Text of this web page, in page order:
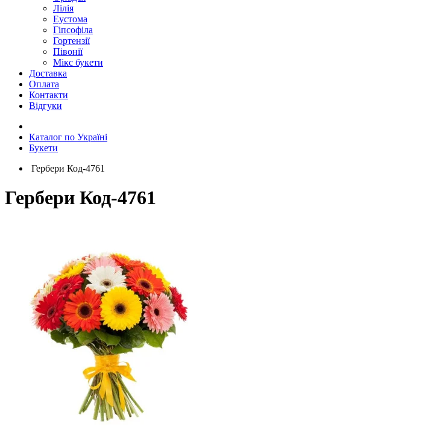
Лілія
Еустома
Гіпсофіла
Гортензії
Півонії
Мікс букети
Доставка
Оплата
Контакти
Відгуки
Каталог по Україні
Букети
Гербери Код-4761
Гербери Код-4761